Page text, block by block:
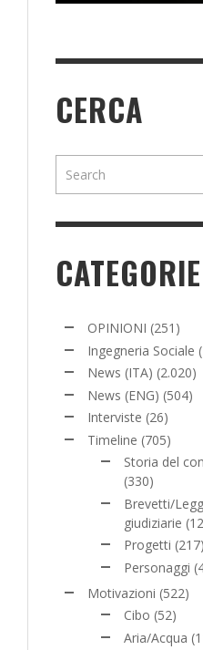
CERCA
CATEGORIE
OPINIONI (251)
Ingegneria Sociale
News (ITA) (2.020)
News (ENG) (504)
Interviste (26)
Timeline (705)
Storia del
(330)
Brevetti/
giudiziarie
Progetti (217)
Personaggi
Motivazioni (522)
Cibo (52)
Aria/Acqua